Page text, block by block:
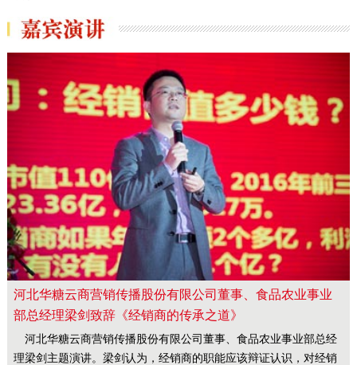
河北华糖云商营销传播股份有限公司董事、食品农业事业
部总经理梁剑致辞《经销商的传承之道》
河北华糖云商营销传播股份有限公司董事、食品农业事业部总经
理梁剑主题演讲。梁剑认为，经销商的职能应该辩证认识，对经销